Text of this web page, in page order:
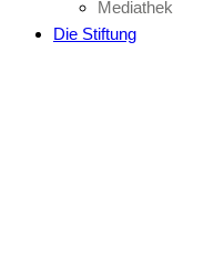
Mediathek
Die Stiftung